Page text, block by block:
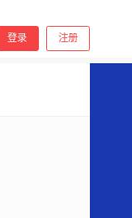
登录 注册